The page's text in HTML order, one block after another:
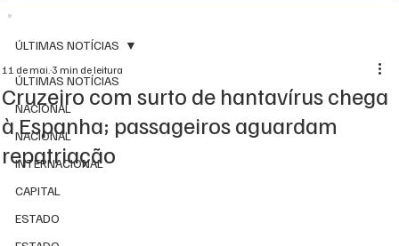
ÚLTIMAS NOTÍCIAS
NACIONAL
NACIONAL
INTERNACIONAL
CAPITAL
ESTADO
ÚLTIMAS NOTÍCIAS
Cruzeiro com surto de hantavírus chega
à Espanha; passageiros aguardam
repatriação
11 de mai.3 min de leitura